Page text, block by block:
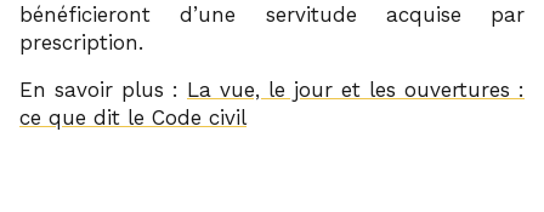
bénéficieront d’une servitude acquise par
prescription.
En savoir plus : La vue, le jour et les ouvertures :
ce que dit le Code civil